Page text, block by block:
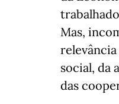
Mas,
relevância
social, da
das